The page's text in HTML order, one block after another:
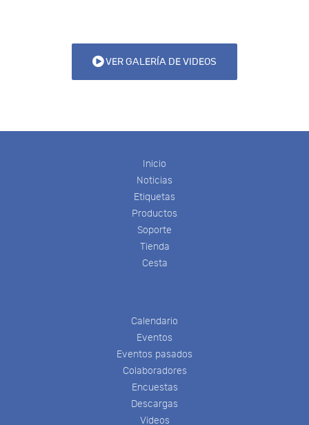
VER GALERÍA DE VIDEOS
Inicio
Noticias
Etiquetas
Productos
Soporte
Tienda
Cesta
Calendario
Eventos
Eventos pasados
Colaboradores
Encuestas
Descargas
Videos